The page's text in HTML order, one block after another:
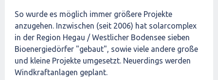
So wurde es möglich immer größere Projekte
anzugehen. Inzwischen (seit 2006) hat solarcomplex
in der Region Hegau / Westlicher Bodensee sieben
Bioenergiedörfer "gebaut", sowie viele andere große
und kleine Projekte umgesetzt. Neuerdings werden
Windkraftanlagen geplant.